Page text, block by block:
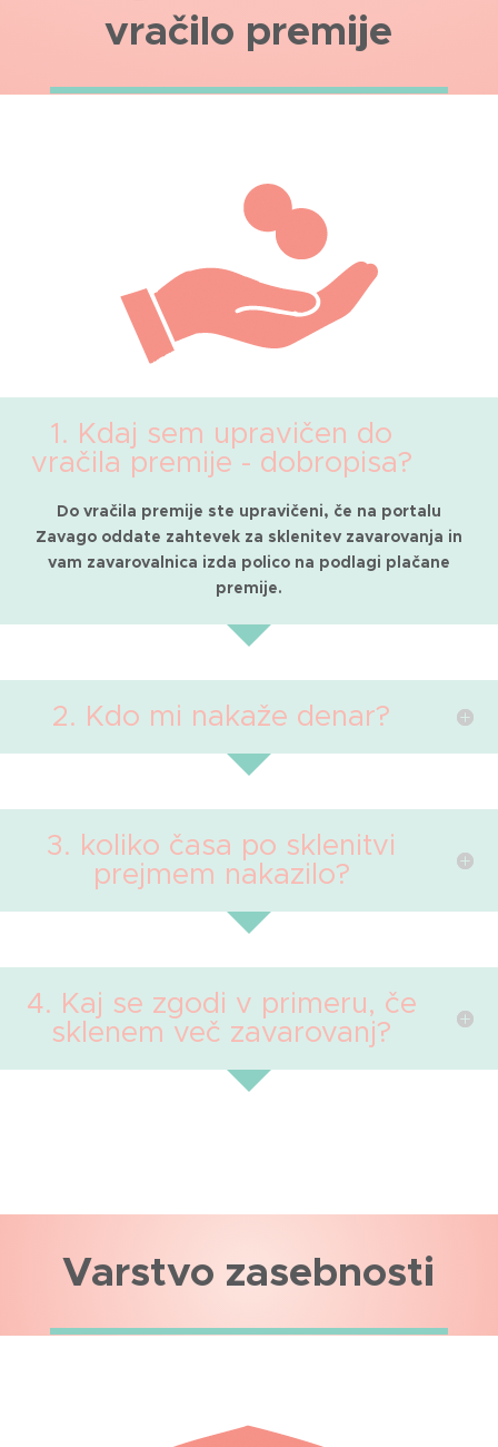
vračilo premije
1. Kdaj sem upravičen do
vračila premije - dobropisa?
Do vračila premije ste upravičeni, če na portalu
Zavago oddate zahtevek za sklenitev zavarovanja in
vam zavarovalnica izda polico na podlagi plačane
premije.
2. Kdo mi nakaže denar?
3. koliko časa po sklenitvi
prejmem nakazilo?
4. Kaj se zgodi v primeru, če
sklenem več zavarovanj?
Varstvo zasebnosti